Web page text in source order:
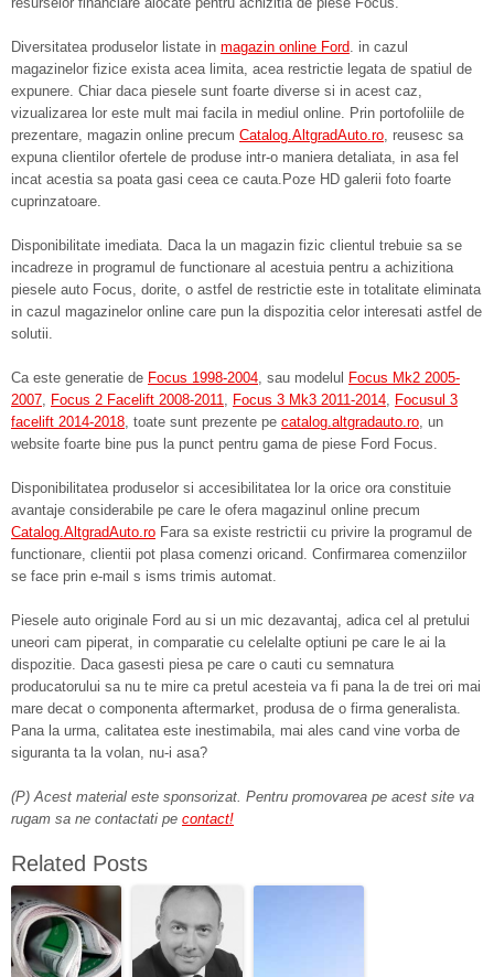
Diversitatea produselor listate in magazin online Ford. in cazul
magazinelor fizice exista acea limita, acea restrictie legata de spatiul de
expunere. Chiar daca piesele sunt foarte diverse si in acest caz,
vizualizarea lor este mult mai facila in mediul online. Prin portofoliile de
prezentare, magazin online precum Catalog.AltgradAuto.ro, reusesc sa
expuna clientilor ofertele de produse intr-o maniera detaliata, in asa fel
incat acestia sa poata gasi ceea ce cauta.Poze HD galerii foto foarte
cuprinzatoare.
Disponibilitate imediata. Daca la un magazin fizic clientul trebuie sa se
incadreze in programul de functionare al acestuia pentru a achizitiona
piesele auto Focus, dorite, o astfel de restrictie este in totalitate eliminata
in cazul magazinelor online care pun la dispozitia celor interesati astfel de
solutii.
Ca este generatie de Focus 1998-2004, sau modelul Focus Mk2 2005-
2007, Focus 2 Facelift 2008-2011, Focus 3 Mk3 2011-2014, Focusul 3
facelift 2014-2018, toate sunt prezente pe catalog.altgradauto.ro, un
website foarte bine pus la punct pentru gama de piese Ford Focus.
Disponibilitatea produselor si accesibilitatea lor la orice ora constituie
avantaje considerabile pe care le ofera magazinul online precum
Catalog.AltgradAuto.ro Fara sa existe restrictii cu privire la programul de
functionare, clientii pot plasa comenzi oricand. Confirmarea comenziilor
se face prin e-mail s isms trimis automat.
Piesele auto originale Ford au si un mic dezavantaj, adica cel al pretului
uneori cam piperat, in comparatie cu celelalte optiuni pe care le ai la
dispozitie. Daca gasesti piesa pe care o cauti cu semnatura
producatorului sa nu te mire ca pretul acesteia va fi pana la de trei ori mai
mare decat o componenta aftermarket, produsa de o firma generalista.
Pana la urma, calitatea este inestimabila, mai ales cand vine vorba de
siguranta ta la volan, nu-i asa?
(P) Acest material este sponsorizat. Pentru promovarea pe acest site va
rugam sa ne contactati pe contact!
Related Posts